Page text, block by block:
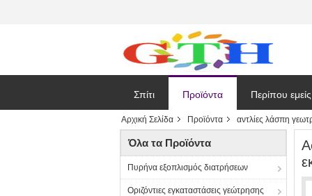
Σπίτι Προϊόντα Περίπου εμείς
Αρχική Σελίδα Προϊόντα αντλίες λάσπη
Όλα τα Προϊόντα
Πυρήνα εξοπλισμός διατρήσεων
Οριζόντιες εγκαταστάσεις γεώτρησης